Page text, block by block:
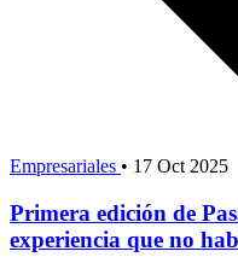
Empresariales • 17 Oct 2025
Primera edición de
experiencia que no